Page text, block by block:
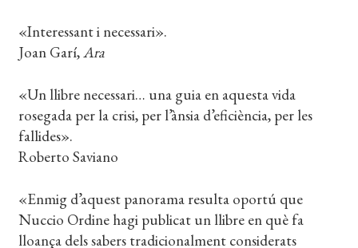
«Interessant i necessari».
Joan Garí,Ara
«Un llibre necessari… una guia en aquesta vida
rosegada per la crisi, per l’ànsia d’eficiència, per les
fallides».
Roberto Saviano
«Enmig d’aquest panorama resulta oportú que
Nuccio Ordine hagi publicat un llibre en què fa
lloança dels sabers tradicionalment considerats